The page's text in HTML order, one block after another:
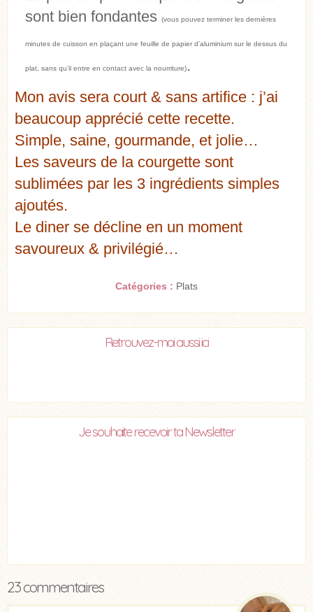
sont bien fondantes (vous pouvez terminer les dernières
minutes de cuisson en plaçant une feuille de papier d’aluminium sur le dessus du
plat, sans qu’il entre en contact avec la nourriture).
Mon avis sera court & sans artifice : j’ai
beaucoup apprécié cette recette.
Simple, saine, gourmande, et jolie…
Les saveurs de la courgette sont
sublimées par les 3 ingrédients simples
ajoutés.
Le diner se décline en un moment
savoureux & privilégié…
Catégories : Plats
Retrouvez-moi aussi ici
Je souhaite recevoir ta Newsletter
23 commentaires